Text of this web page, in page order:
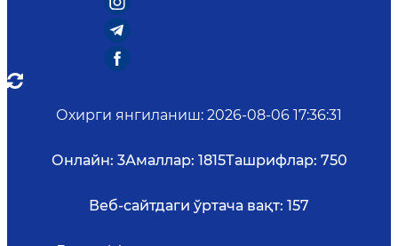
Охирги янгиланиш: 2026-08-06 17:36:31
Онлайн: 3Амаллар: 1815Ташрифлар: 750
Веб-сайтдаги ўртача вақт: 157